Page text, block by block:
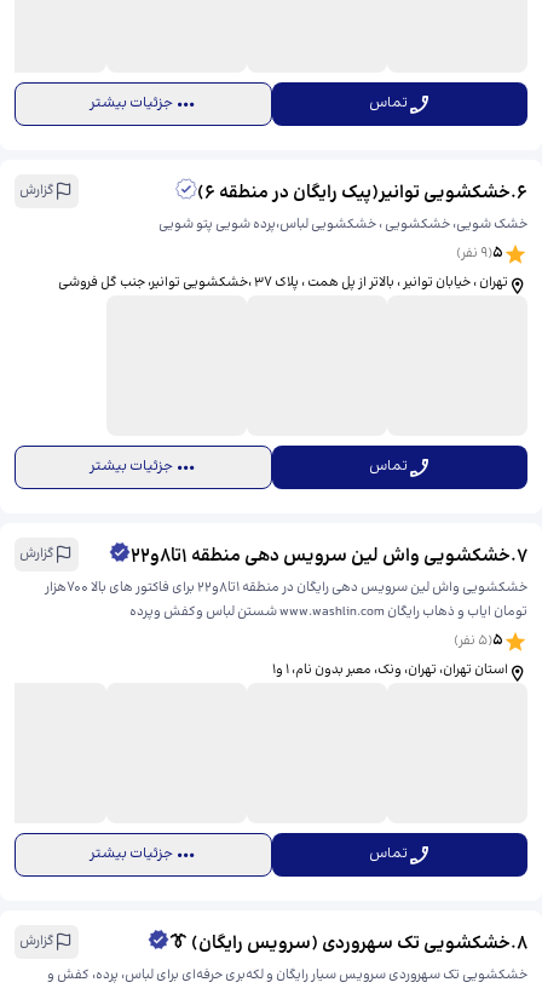
تماس جزئیات بیشتر
6
.خشکشویی توانیر(پیک رایگان در منطقه 6)
گزارش
خشک شویی، خشکشویی ، خشکشویی لباس،پرده شویی پتو شویی
5
(
9 نفر)
تهران ، خیابان توانیر ، بالاتر از پل همت ، پلاک 37 ،خشکشویی توانیر، ​جنب گل فروشی
تماس جزئیات بیشتر
7
.خشکشویی واش لین سرویس دهی منطقه 1تا8و22
گزارش
خشکشویی واش لین سرویس دهی رایگان در منطقه 1تا8و22 برای فاکتور های بالا 700هزار
تومان ایاب و ذهاب رایگان www.washlin.com شستن لباس وکفش وپرده
5
(
5 نفر)
استان تهران، تهران، ونک، معبر بدون نام، ​1 و1
تماس جزئیات بیشتر
8
.خشکشویی تک سهروردی (سرویس رایگان) 👔
گزارش
خشکشویی تک سهروردی سرویس سیار رایگان و لکه‌بری حرفه‌ای برای لباس، پرده، کفش و